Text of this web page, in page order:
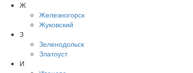
Ж
Железногорск
Жуковский
З
Зеленодольск
Златоуст
И